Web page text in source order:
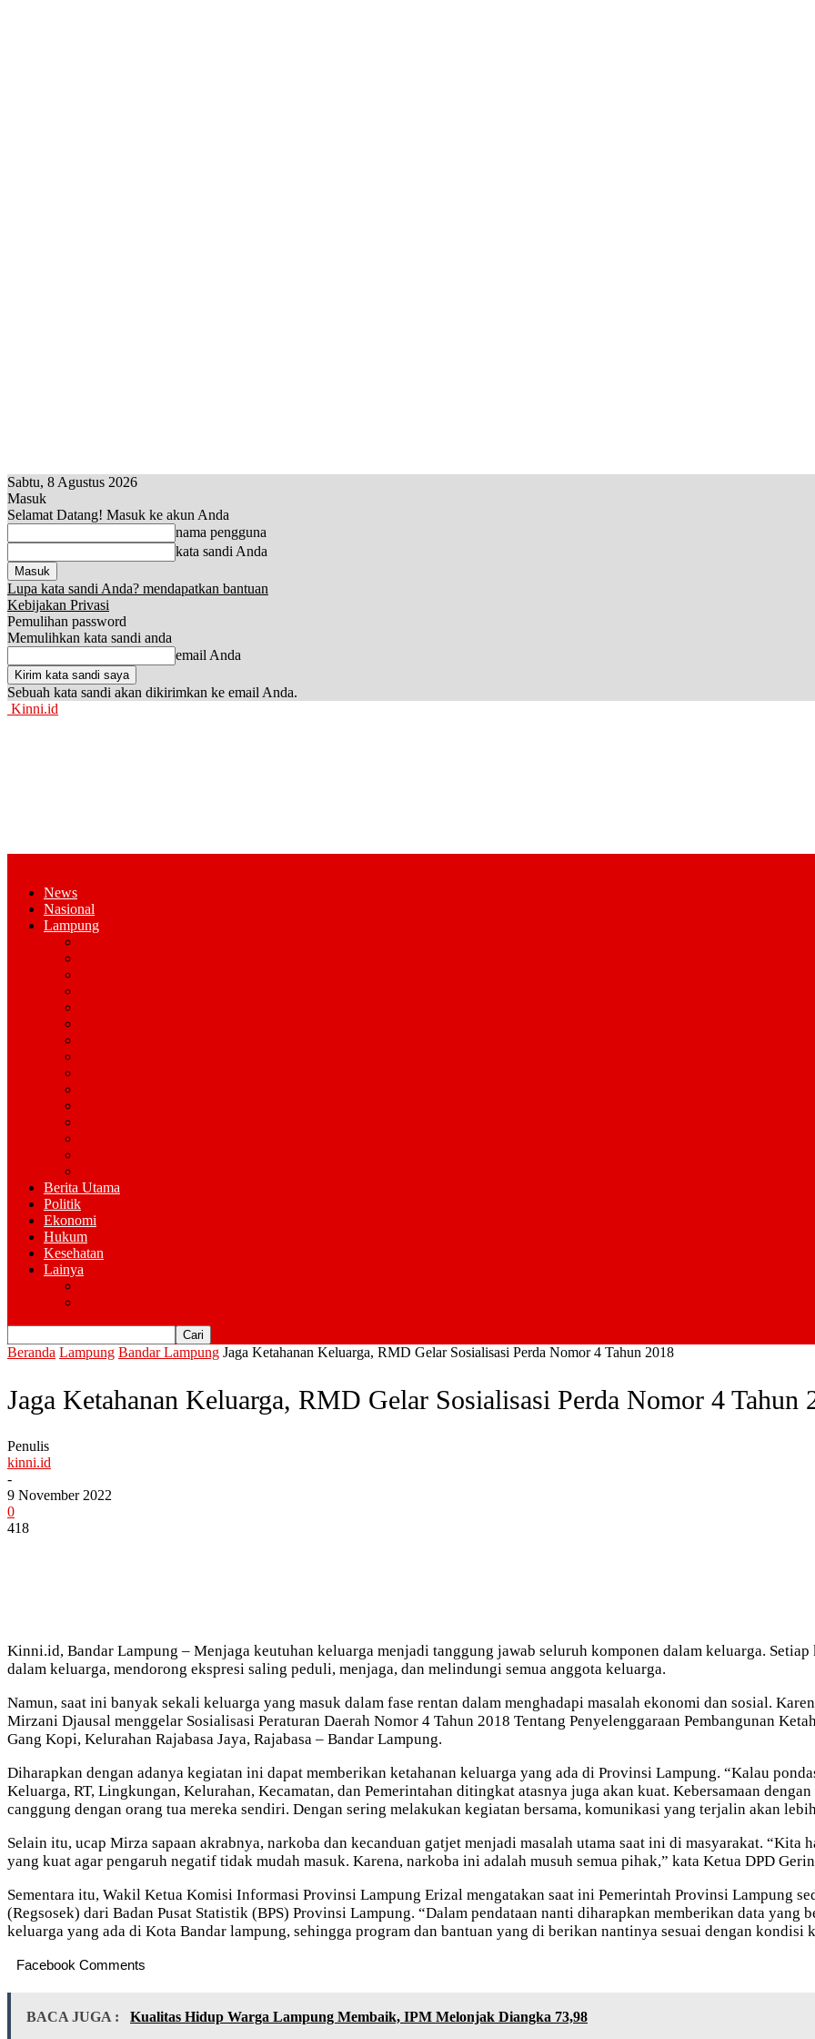
Sabtu, 8 Agustus 2026
Masuk
Selamat Datang! Masuk ke akun Anda
nama pengguna
kata sandi Anda
Lupa kata sandi Anda? mendapatkan bantuan
Kebijakan Privasi
Pemulihan password
Memulihkan kata sandi anda
email Anda
Sebuah kata sandi akan dikirimkan ke email Anda.
Kinni.id
News
Nasional
Lampung
Berita Utama
Politik
Ekonomi
Hukum
Kesehatan
Lainya
Beranda Lampung Bandar Lampung Jaga Ketahanan Keluarga, RMD Gelar Sosialisasi Perda Nomor 4 Tahun 2018
Jaga Ketahanan Keluarga, RMD Gelar Sosialisasi Perda Nomor 4 Tahun
Penulis
kinni.id
-
9 November 2022
0
418
Kinni.id, Bandar Lampung – Menjaga keutuhan keluarga menjadi tanggung jawab seluruh komponen dalam keluarga.
dalam keluarga, mendorong ekspresi saling peduli, menjaga, dan melindungi semua anggota keluarga.
Namun, saat ini banyak sekali keluarga yang masuk dalam fase rentan dalam menghadapi masalah ekonomi dan sosial.
Mirzani Djausal menggelar Sosialisasi Peraturan Daerah Nomor 4 Tahun 2018 Tentang Penyelenggaraan Pembangunan
Gang Kopi, Kelurahan Rajabasa Jaya, Rajabasa – Bandar Lampung.
Diharapkan dengan adanya kegiatan ini dapat memberikan ketahanan keluarga yang ada di Provinsi Lampung. “Kalau
Keluarga, RT, Lingkungan, Kelurahan, Kecamatan, dan Pemerintahan ditingkat atasnya juga akan kuat. Kebersamaan
canggung dengan orang tua mereka sendiri. Dengan sering melakukan kegiatan bersama, komunikasi yang terjalin akan
Selain itu, ucap Mirza sapaan akrabnya, narkoba dan kecanduan gatjet menjadi masalah utama saat ini di masyarakat. “Kita
yang kuat agar pengaruh negatif tidak mudah masuk. Karena, narkoba ini adalah musuh semua pihak,” kata Ketua DPD
Sementara itu, Wakil Ketua Komisi Informasi Provinsi Lampung Erizal mengatakan saat ini Pemerintah Provinsi Lampung
(Regsosek) dari Badan Pusat Statistik (BPS) Provinsi Lampung. “Dalam pendataan nanti diharapkan memberikan data
keluarga yang ada di Kota Bandar lampung, sehingga program dan bantuan yang di berikan nantinya sesuai dengan
Facebook Comments
BACA JUGA : Kualitas Hidup Warga Lampung Membaik, IPM Melonjak Diangka 73,98